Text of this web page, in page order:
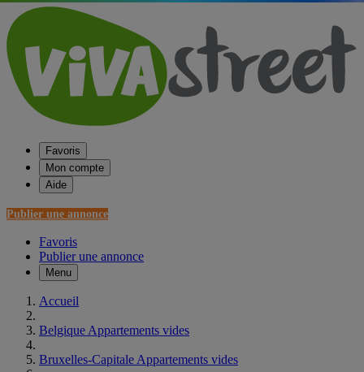
Favoris
Mon compte
Aide
Publier une annonce
Favoris
Publier une annonce
Menu
Accueil
Belgique Appartements vides
Bruxelles-Capitale Appartements vides